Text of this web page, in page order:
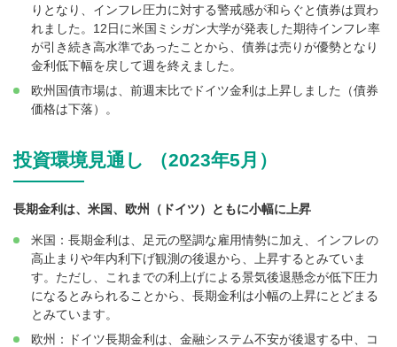
りとなり、インフレ圧力に対する警戒感が和らぐと債券は買わ
れました。12日に米国ミシガン大学が発表した期待インフレ率
が引き続き高水準であったことから、債券は売りが優勢となり
金利低下幅を戻して週を終えました。
欧州国債市場は、前週末比でドイツ金利は上昇しました（債券
価格は下落）。
投資環境見通し （2023年5月）
長期金利は、米国、欧州（ドイツ）ともに小幅に上昇
米国：長期金利は、足元の堅調な雇用情勢に加え、インフレの
高止まりや年内利下げ観測の後退から、上昇するとみていま
す。ただし、これまでの利上げによる景気後退懸念が低下圧力
になるとみられることから、長期金利は小幅の上昇にとどまる
とみています。
欧州：ドイツ長期金利は、金融システム不安が後退する中、コ